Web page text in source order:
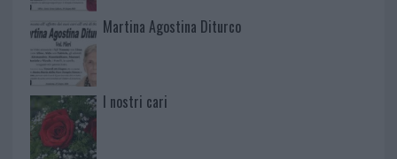
Martina Agostina Diturco
I nostri cari